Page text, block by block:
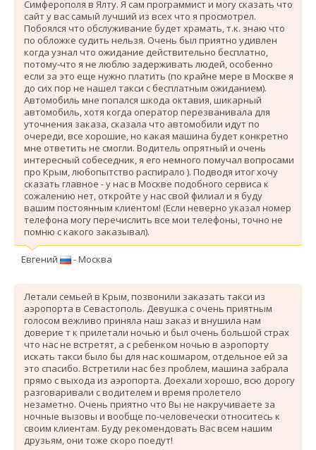
Симферополя в Ялту. Я сам программист и могу сказать что
сайт у вас самый лучший из всех что я просмотрел.
Побоялся что обслуживание будет храмать, т.к. знаю что
по обложке судить нельзя. Очень был приятно удивлен
когда узнал что ожидание действительно бесплатно,
потому-что я не люблю задерживать людей, особенно
если за это еще нужно платить (по крайне мере в Москве я
до сих пор не нашел такси с бесплатным ожиданием).
Автомобиль мне попался шкода октавия, шикарный
автомобиль, хотя когда оператор перезванивала для
уточнения заказа, сказала что автомобили идут по
очереди, все хорошие, но какая машина будет конкретно
мне ответить не смогли. Водитель опрятный и очень
интересный собеседник, я его немного помучал вопросами
про Крым, любопытство распирало ). Подводя итог хочу
сказать главное - у нас в Москве подобного сервиса к
сожалению нет, откройте у нас свой филиал и я буду
вашим постоянным клиентом! (Если неверно указал номер
телефона могу перечислить все мои телефоны, точно не
помню с какого заказывал).
Евгений - Москва
Летали семьей в Крым, позвонили заказать такси из
аэропорта в Севастополь. Девушка с очень приятным
голосом вежливо приняла наш заказ и внушила нам
доверие т к прилетали ночью и был очень большой страх
что нас не встретят, а с ребенком ночью в аэропорту
искать такси было бы для нас кошмаром, отдельное ей за
это спасибо. Вcтретили нас без проблем, машина забрала
прямо с выхода из аэропорта. Доехали хорошо, всю дорогу
разговаривали с водителем и время пролетело
незаметно. Очень приятно что Вы не накручиваете за
ночные вызовы и вообще по-человечески относитесь к
своим клиентам. Буду рекомендовать Вас всем нашим
друзьям, они тоже скоро поедут!